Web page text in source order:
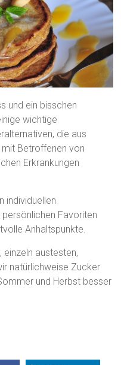
und ein bisschen
wichtige
die aus
mit Betroffenen von
Erkrankungen
individuellen
Favoriten
Anhaltspunkte.
austesten,
natürlichweise Zucker
und Herbst besser